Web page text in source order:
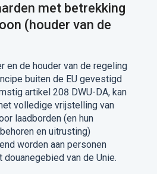
met betrekking
(houder van de
en de houder van de regeling
buiten de EU gevestigd
artikel 208 DWU-DA, kan
volledige vrijstelling van
laadborden (en hun
en uitrusting)
worden aan personen
van de Unie.